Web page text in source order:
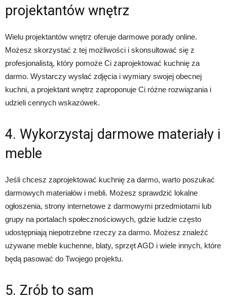
projektantów wnętrz
Wielu projektantów wnętrz oferuje darmowe porady online.
Możesz skorzystać z tej możliwości i skonsultować się z
profesjonalistą, który pomoże Ci zaprojektować kuchnię za
darmo. Wystarczy wysłać zdjęcia i wymiary swojej obecnej
kuchni, a projektant wnętrz zaproponuje Ci różne rozwiązania i
udzieli cennych wskazówek.
4. Wykorzystaj darmowe materiały i
meble
Jeśli chcesz zaprojektować kuchnię za darmo, warto poszukać
darmowych materiałów i mebli. Możesz sprawdzić lokalne
ogłoszenia, strony internetowe z darmowymi przedmiotami lub
grupy na portalach społecznościowych, gdzie ludzie często
udostępniają niepotrzebne rzeczy za darmo. Możesz znaleźć
używane meble kuchenne, blaty, sprzęt AGD i wiele innych, które
będą pasować do Twojego projektu.
5. Zrób to sam